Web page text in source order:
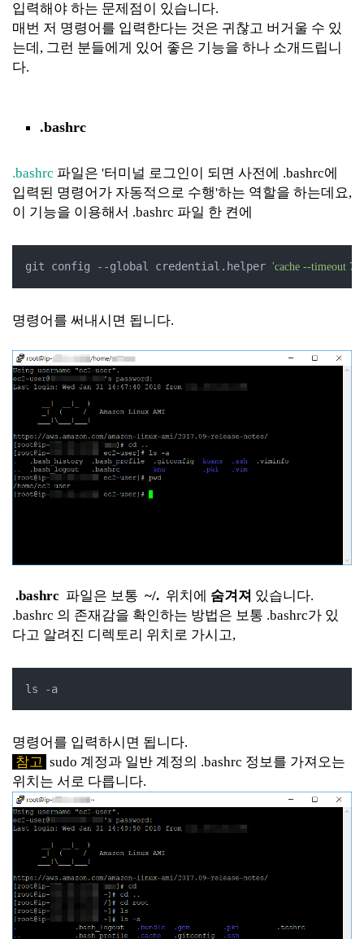
입력해야 하는 문제점이 있습니다.
매번 저 명령어를 입력한다는 것은 귀찮고 버거울 수 있
는데, 그런 분들에게 있어 좋은 기능을 하나 소개드립니
다.
.bashrc
.bashrc 파일은 '터미널 로그인이 되면 사전에 .bashrc에
입력된 명령어가 자동적으로 수행'하는 역할을 하는데요,
이 기능을 이용해서 .bashrc 파일 한 켠에
git config --global credential.helper 'cache --timeout
명령어를 써내시면 됩니다.
.bashrc 파일은 보통 ~/. 위치에 숨겨져 있습니다.
.bashrc 의 존재감을 확인하는 방법은 보통 .bashrc가 있
다고 알려진 디렉토리 위치로 가시고,
ls -a
명령어를 입력하시면 됩니다.
참고 sudo 계정과 일반 계정의 .bashrc 정보를 가져오는
위치는 서로 다릅니다.